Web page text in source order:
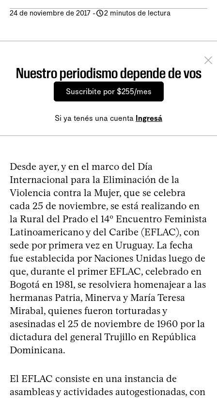
24 de noviembre de 2017 - 2 minutos de lectura
Nuestro periodismo depende de vos
Suscribite por $255/mes
Si ya tenés una cuenta Ingresá
Desde ayer, y en el marco del Día
Internacional para la Eliminación de la
Violencia contra la Mujer, que se celebra
cada 25 de noviembre, se está realizando en
la Rural del Prado el 14º Encuentro Feminista
Latinoamericano y del Caribe (EFLAC), con
sede por primera vez en Uruguay. La fecha
fue establecida por Naciones Unidas luego de
que, durante el primer EFLAC, celebrado en
Bogotá en 1981, se resolviera homenajear a las
hermanas Patria, Minerva y María Teresa
Mirabal, quienes fueron torturadas y
asesinadas el 25 de noviembre de 1960 por la
dictadura del general Trujillo en República
Dominicana.
El EFLAC consiste en una instancia de
asambleas y actividades autogestionadas, con